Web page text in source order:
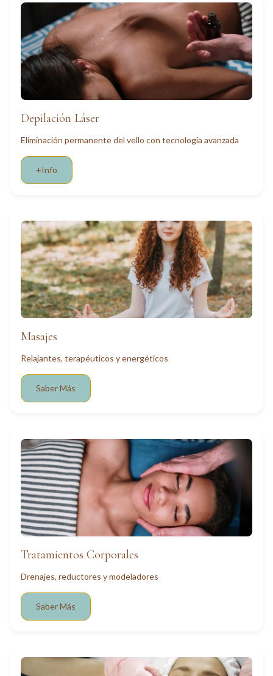
Depilación Láser
Eliminación permanente del vello con tecnología avanzada
+Info
Masajes
Relajantes, terapéuticos y energéticos
Saber Más
Tratamientos Corporales
Drenajes, reductores y modeladores
Saber Más